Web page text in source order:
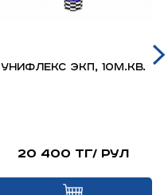
Унифлекс ЭКП, 10м.кв.
20 400 тг/ рул